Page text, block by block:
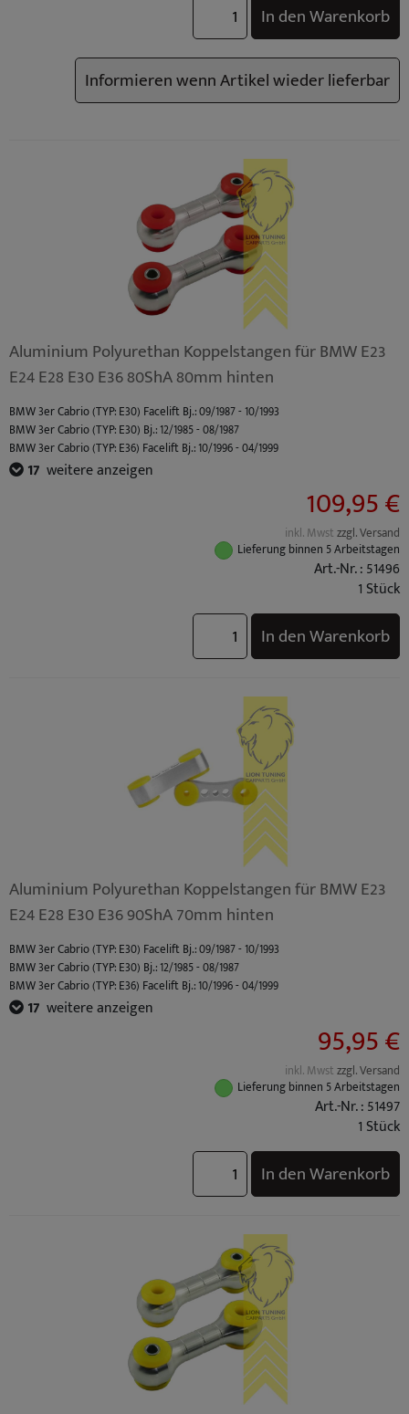
In den Warenkorb
Informieren wenn Artikel wieder lieferbar
Aluminium Polyurethan Koppelstangen für BMW E23
E24 E28 E30 E36 80ShA 80mm hinten
BMW 3er Cabrio (TYP: E30) Facelift Bj.: 09/1987 - 10/1993
BMW 3er Cabrio (TYP: E30) Bj.: 12/1985 - 08/1987
BMW 3er Cabrio (TYP: E36) Facelift Bj.: 10/1996 - 04/1999
BMW 3er Cabrio (TYP: E36) Bj.: 03/1993 - 09/1996
BMW 3er Coupe (TYP: E36) Bj.: 03/1992 - 09/1996
BMW 3er Limousine (TYP: E30) Facelift Bj.: 09/1987 - 01/1992
BMW 3er Limousine (TYP: E36) Bj.: 09/1990 - 09/1996
BMW 3er Touring (TYP: E30) Bj.: 07/1987 - 06/1994
BMW M3 (TYP: M3 (E36) Coupe / Cabrio S50B30) Standard Bj.: 10/1992 - 10/1995
BMW M3 (TYP: M3 (E36) Limo S50B30) Standard Bj.: 10/1992 - 10/1995
BMW M3 (TYP: M3 (E36) Coupe / Cabrio S50B32) Facelift Bj.: 10/1995 - 04/1999
BMW M3 (TYP: M3 (E36) Limo S50B32) Facelift Bj.: 10/1995 - 04/1999
17 weitere anzeigen
109,95 €
inkl. Mwstzzgl. Versand
Lieferung binnen 5 Arbeitstagen
Art.-Nr. : 51496
1 Stück
In den Warenkorb
Aluminium Polyurethan Koppelstangen für BMW E23
E24 E28 E30 E36 90ShA 70mm hinten
BMW 3er Cabrio (TYP: E30) Facelift Bj.: 09/1987 - 10/1993
BMW 3er Cabrio (TYP: E30) Bj.: 12/1985 - 08/1987
BMW 3er Cabrio (TYP: E36) Facelift Bj.: 10/1996 - 04/1999
BMW 3er Cabrio (TYP: E36) Bj.: 03/1993 - 09/1996
BMW 3er Coupe (TYP: E36) Bj.: 03/1992 - 09/1996
BMW 3er Limousine (TYP: E30) Facelift Bj.: 09/1987 - 01/1992
BMW 3er Limousine (TYP: E36) Bj.: 09/1990 - 09/1996
BMW 3er Touring (TYP: E30) Bj.: 07/1987 - 06/1994
BMW M3 (TYP: M3 (E36) Coupe / Cabrio S50B30) Standard Bj.: 10/1992 - 10/1995
BMW M3 (TYP: M3 (E36) Limo S50B30) Standard Bj.: 10/1992 - 10/1995
BMW M3 (TYP: M3 (E36) Coupe / Cabrio S50B32) Facelift Bj.: 10/1995 - 04/1999
BMW M3 (TYP: M3 (E36) Limo S50B32) Facelift Bj.: 10/1995 - 04/1999
17 weitere anzeigen
95,95 €
inkl. Mwstzzgl. Versand
Lieferung binnen 5 Arbeitstagen
Art.-Nr. : 51497
1 Stück
In den Warenkorb